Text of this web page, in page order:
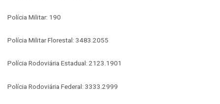
Polícia Militar: 190
Polícia Militar Florestal: 3483.2055
Polícia Rodoviária Estadual: 2123.1901
Polícia Rodoviária Federal: 3333.2999